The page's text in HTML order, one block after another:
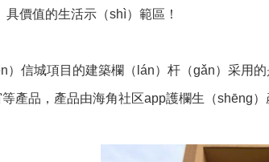
具價值的生活示（shì）範區！
）信城項目的建築欄（lán）杆（gǎn）采用的
等產品，產品由海角社区app護欄生（shēng）